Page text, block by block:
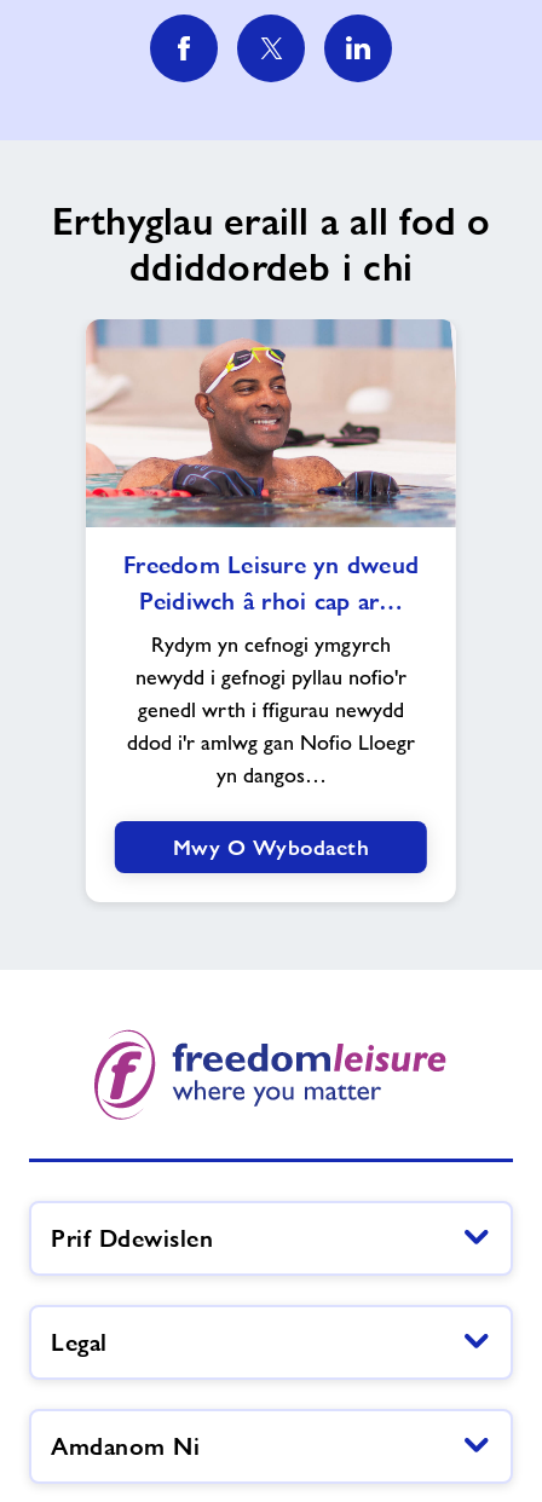
Erthyglau eraill a all fod o
ddiddordeb i chi
Leisure
yn
Peidiwch
â
rhoi
cap
ar
Freedom Leisure yn dweud
Peidiwch â rhoi cap ar…
Rydym yn cefnogi ymgyrch
newydd i gefnogi pyllau nofio'r
genedl wrth i ffigurau newydd
ddod i'r amlwg gan Nofio Lloegr
yn dangos…
Mwy O Wybodaeth
Prif Ddewislen
Legal
Amdanom Ni